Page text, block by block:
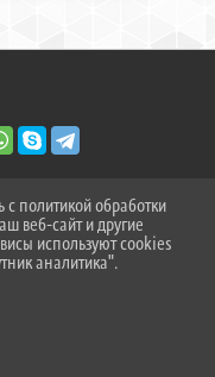
^
политикой обработки
веб-сайт и другие
используют cookies
аналитика".